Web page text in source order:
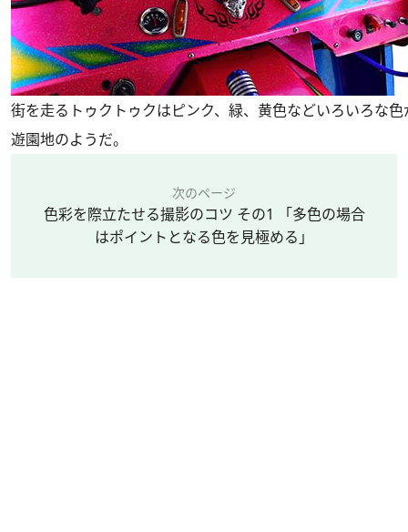
街を走るトゥクトゥクはピンク、緑、黄色などいろいろな
遊園地のようだ。
次のページ
色彩を際立たせる撮影のコツ その1 「多色の場合
はポイントとなる色を見極める」